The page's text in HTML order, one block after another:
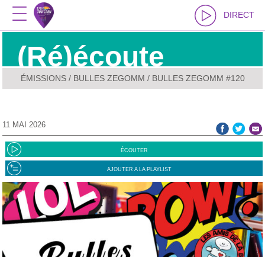
DIRECT
(Ré)écoute
ÉMISSIONS/ BULLES ZEGOMM / BULLES ZEGOMM #120
11 MAI 2026
ÉCOUTER
AJOUTER A LA PLAYLIST